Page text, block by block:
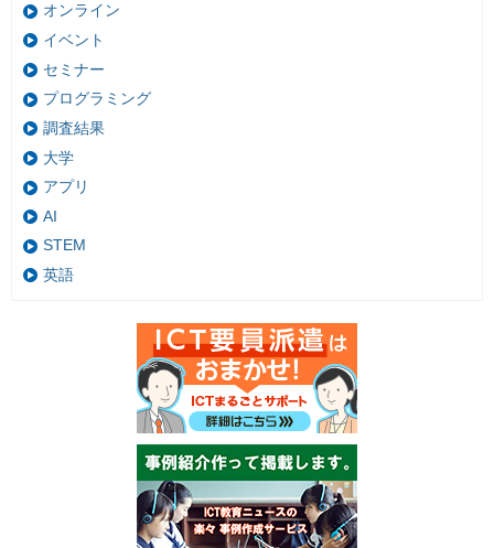
オンライン
イベント
セミナー
プログラミング
調査結果
大学
アプリ
AI
STEM
英語